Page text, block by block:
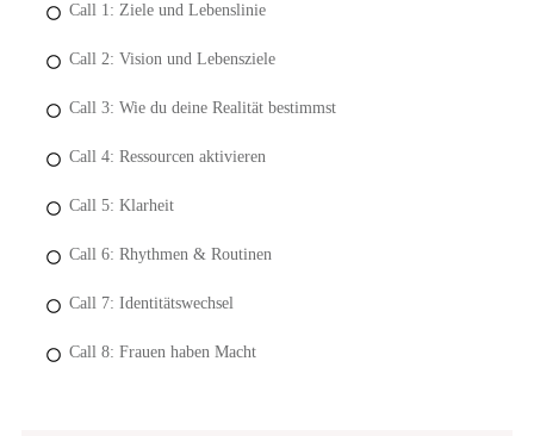
Call 1: Ziele und Lebenslinie
Call 2: Vision und Lebensziele
Call 3: Wie du deine Realität bestimmst
Call 4: Ressourcen aktivieren
Call 5: Klarheit
Call 6: Rhythmen & Routinen
Call 7: Identitätswechsel
Call 8: Frauen haben Macht